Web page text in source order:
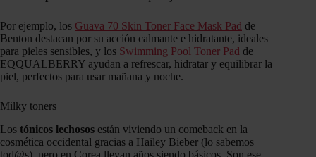
Por ejemplo, los Guava 70 Skin Toner Face Mask Pad de
Benton destacan por su acción calmante e hidratante, ideales
para pieles sensibles, y los Swimming Pool Toner Pad de
EQQUALBERRY ayudan a refrescar, hidratar y equilibrar la
piel, perfectos para usar mañana y noche.
Milky toners
Los tónicos lechosos están viviendo un comeback en la
cosmética occidental gracias a Hailey Bieber (lo sabemos
tod@s), pero en Corea llevan años siendo básicos. Son ese